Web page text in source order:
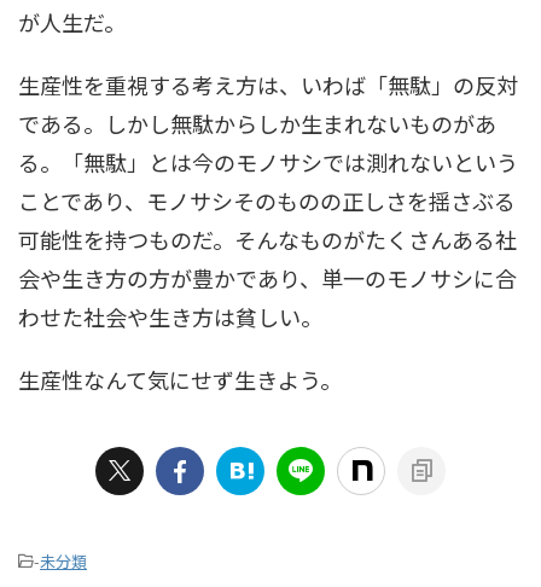
が人生だ。
生産性を重視する考え方は、いわば「無駄」の反対
である。しかし無駄からしか生まれないものがあ
る。「無駄」とは今のモノサシでは測れないという
ことであり、モノサシそのものの正しさを揺さぶる
可能性を持つものだ。そんなものがたくさんある社
会や生き方の方が豊かであり、単一のモノサシに合
わせた社会や生き方は貧しい。
生産性なんて気にせず生きよう。
-未分類